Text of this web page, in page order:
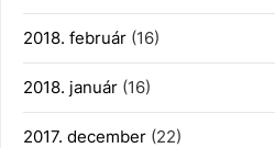
2018. február (16)
2018. január (16)
2017. december (22)